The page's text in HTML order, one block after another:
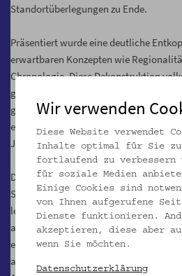
Standortüberlegungen zu Ende.
Präsentiert wurde eine deutliche
erwartbaren Konzepten wie
Chronologie. Diese Dekonstruktion
gerade auch in der
gegenläufige Reaktionen hervor.
eine lange Haltbarkeit zu, wie sich aus
Jahre später – zeigt.
Die Zusammenstellung der Exponate
Schauräume (Architektur: Elsa
lebensgeschichtlichen
anderem Möbel, Hausrat, Textilien,
eingebaute Stuben, religiöse
aus dem 17. bis 19. Jahrhundert. Sie
Wir verwenden
Diese Website verwendet
Inhalte optimal für Sie
fortlaufend zu verbessern
für soziale Medien
Einige Cookies sind
von Ihnen aufgerufene
Dienste funktionieren.
akzeptieren, diese aber
wenn Sie möchten.
Datenschutzerklärung